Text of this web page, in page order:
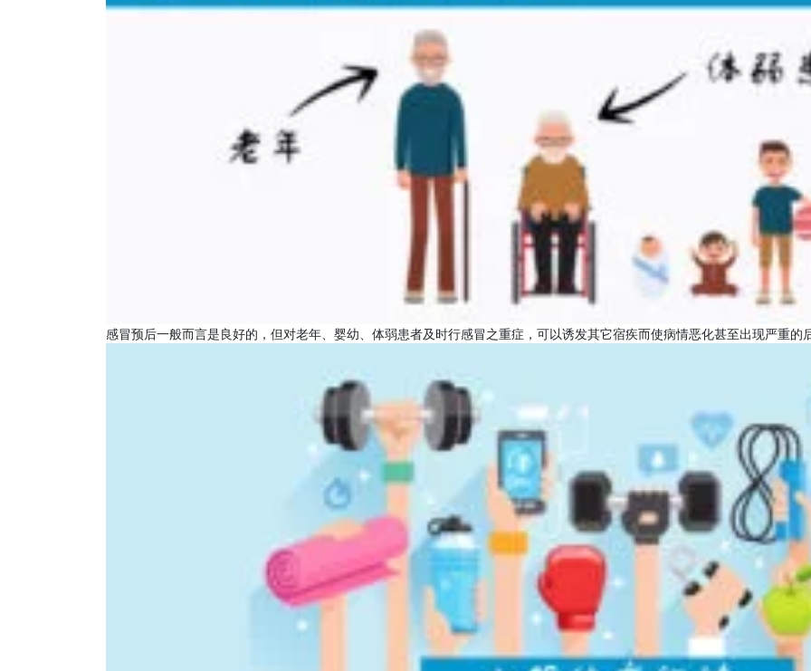
感冒预后一般而言是良好的，但对老年、婴幼、体弱患者及时行感冒之重症，可以诱发其它宿疾而使病情恶化甚至出现严重的